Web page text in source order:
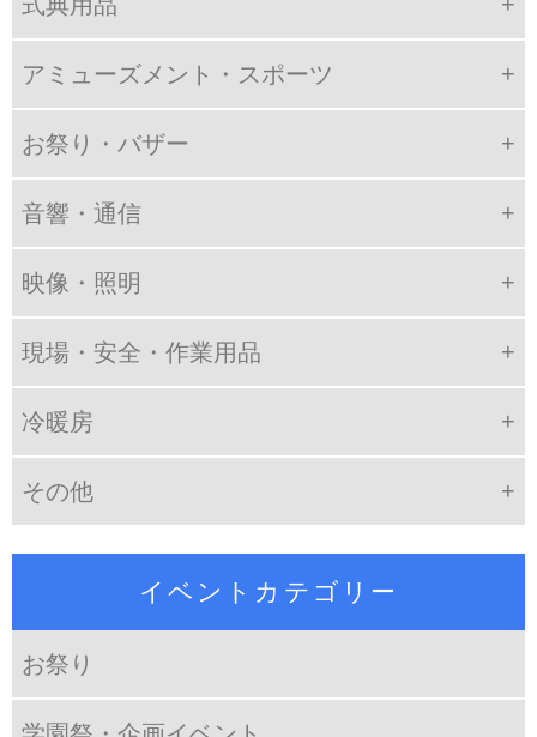
アミューズメント・スポーツ
お祭り・バザー
音響・通信
映像・照明
現場・安全・作業用品
冷暖房
その他
イベントカテゴリー
お祭り